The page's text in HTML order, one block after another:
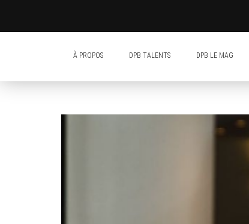
À PROPOS DPB TALENTS DPB LE MAG